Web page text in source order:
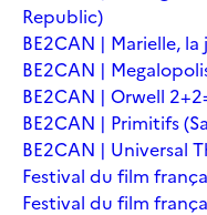
Republic)
BE2CAN | Marielle,
BE2CAN |
BE2CAN | Orwell
BE2CAN | Primitifs
BE2CAN | Universal
Festival du film
Festival du film